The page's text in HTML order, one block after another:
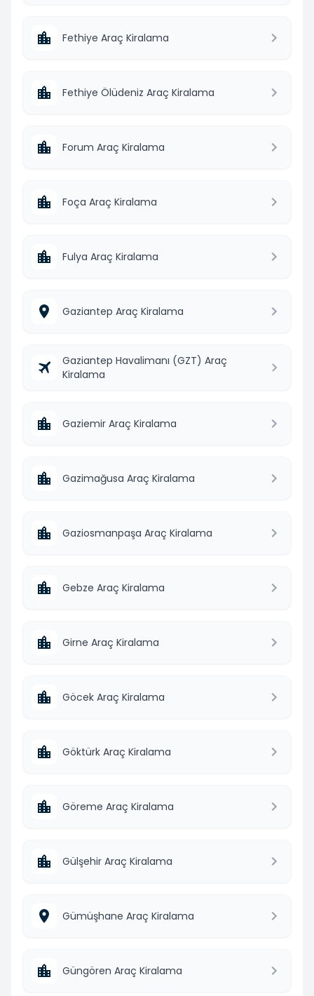
Fethiye Araç Kiralama
Fethiye Ölüdeniz Araç Kiralama
Forum Araç Kiralama
Foça Araç Kiralama
Fulya Araç Kiralama
Gaziantep Araç Kiralama
Gaziantep Havalimanı (GZT) Araç
Kiralama
Gaziemir Araç Kiralama
Gazimağusa Araç Kiralama
Gaziosmanpaşa Araç Kiralama
Gebze Araç Kiralama
Girne Araç Kiralama
Göcek Araç Kiralama
Göktürk Araç Kiralama
Göreme Araç Kiralama
Gülşehir Araç Kiralama
Gümüşhane Araç Kiralama
Güngören Araç Kiralama